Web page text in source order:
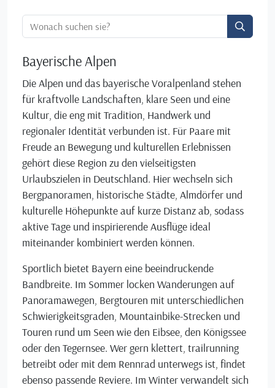
Ortssuche:
Bayerische Alpen
Die Alpen und das bayerische Voralpenland stehen
für kraftvolle Landschaften, klare Seen und eine
Kultur, die eng mit Tradition, Handwerk und
regionaler Identität verbunden ist. Für Paare mit
Freude an Bewegung und kulturellen Erlebnissen
gehört diese Region zu den vielseitigsten
Urlaubszielen in Deutschland. Hier wechseln sich
Bergpanoramen, historische Städte, Almdörfer und
kulturelle Höhepunkte auf kurze Distanz ab, sodass
aktive Tage und inspirierende Ausflüge ideal
miteinander kombiniert werden können.
Sportlich bietet Bayern eine beeindruckende
Bandbreite. Im Sommer locken Wanderungen auf
Panoramawegen, Bergtouren mit unterschiedlichen
Schwierigkeitsgraden, Mountainbike-Strecken und
Touren rund um Seen wie den Eibsee, den Königssee
oder den Tegernsee. Wer gern klettert, trailrunning
betreibt oder mit dem Rennrad unterwegs ist, findet
ebenso passende Reviere. Im Winter verwandelt sich